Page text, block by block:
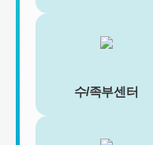
수/족부센터